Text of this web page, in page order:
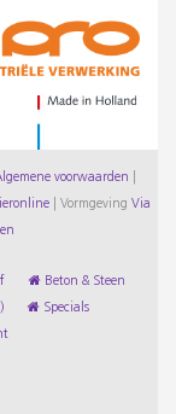
voorwaarden
Vormgeving Via
Beton & Steen
Specials